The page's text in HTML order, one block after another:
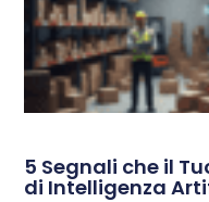
5 Segnali che il
di Intelligenza